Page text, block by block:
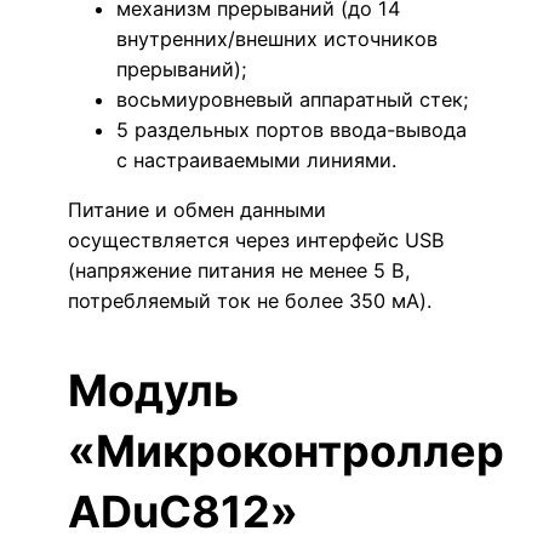
механизм прерываний (до 14
внутренних/внешних источников
прерываний);
восьмиуровневый аппаратный стек;
5 раздельных портов ввода-вывода
с настраиваемыми линиями.
Питание и обмен данными
осуществляется через интерфейс USB
(напряжение питания не менее 5 В,
потребляемый ток не более 350 мА).
Модуль
«Микроконтроллер
ADuC812»